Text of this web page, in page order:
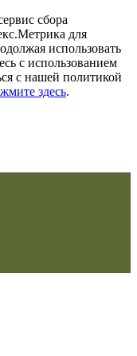
сбора
для
использовать
с использованием
с нашей политикой
здесь.